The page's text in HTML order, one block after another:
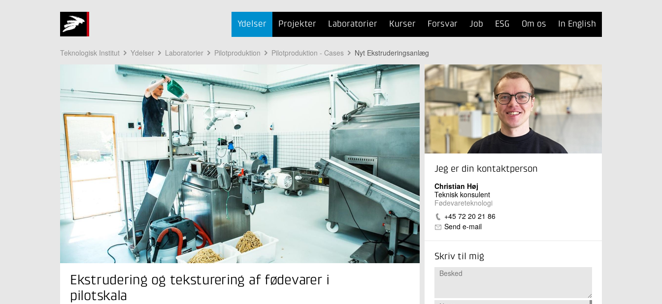
Ydelser Projekter Laboratorier Kurser Forsvar Job ESG Om os In English
Teknologisk Institut Ydelser Laboratorier Pilotproduktion Pilotproduktion - Cases Nyt Ekstruderingsanlæg
Ekstrudering og teksturering af fødevarer i
pilotskala
Jeg er din kontaktperson
Christian Høj
Teknisk konsulent
Fødevareteknologi
+45 72 20 21 86
Send e-mail
Skriv til mig